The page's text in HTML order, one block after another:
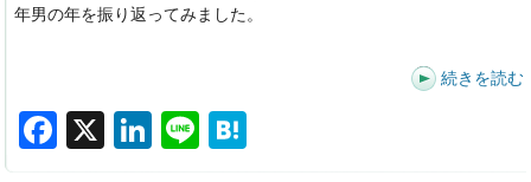
年男の年を振り返ってみました。
続きを読む
F
X
Li
Li